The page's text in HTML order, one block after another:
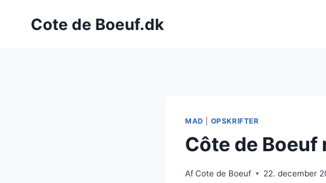
Cote de Boeuf.dk
MAD OPSKRIFTER
Côte de
AfCote de Boeuf 22. december